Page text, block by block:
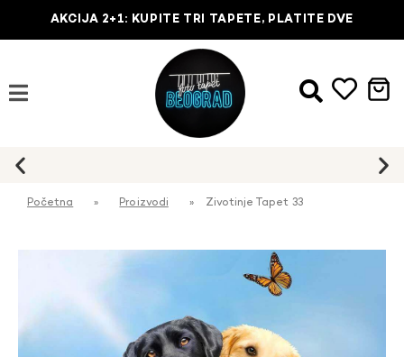
AKCIJA 2+1: KUPITE TRI TAPETE, PLATITE DVE
Početna » Proizvodi » Zivotinje Tapet 33